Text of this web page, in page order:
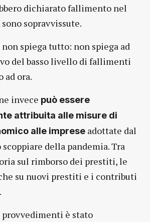
dichiarato fallimento nel
sopravvissute.
spiega tutto: non spiega ad
del basso livello di fallimenti
ad ora.
invece può essere
attribuita alle misure di
alle imprese adottate dal
della pandemia. Tra
sul rimborso dei prestiti, le
su nuovi prestiti e i contributi
è stato